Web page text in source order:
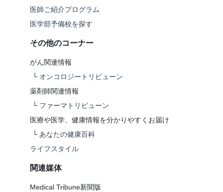
医師ご紹介プログラム
医学部予備校を探す
その他のコーナー
がん関連情報
└ オンコロジートリビューン
薬剤師関連情報
└ ファーマトリビューン
医療や医学、健康情報を分かりやすくお届け
└ あなたの健康百科
ライフスタイル
関連媒体
Medical Tribune新聞版